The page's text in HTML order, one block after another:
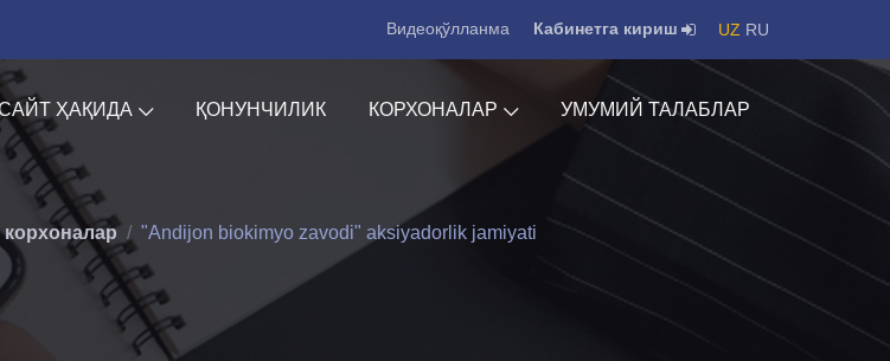
Видеоқўлланма Кабинетга кириш UZ RU
ҲАҚИДА ҚОНУНЧИЛИК КОРХОНАЛАР УМУМИЙ ТАЛАБЛАР
"Andijon biokimyo zavodi" aksiyadorlik jamiyati